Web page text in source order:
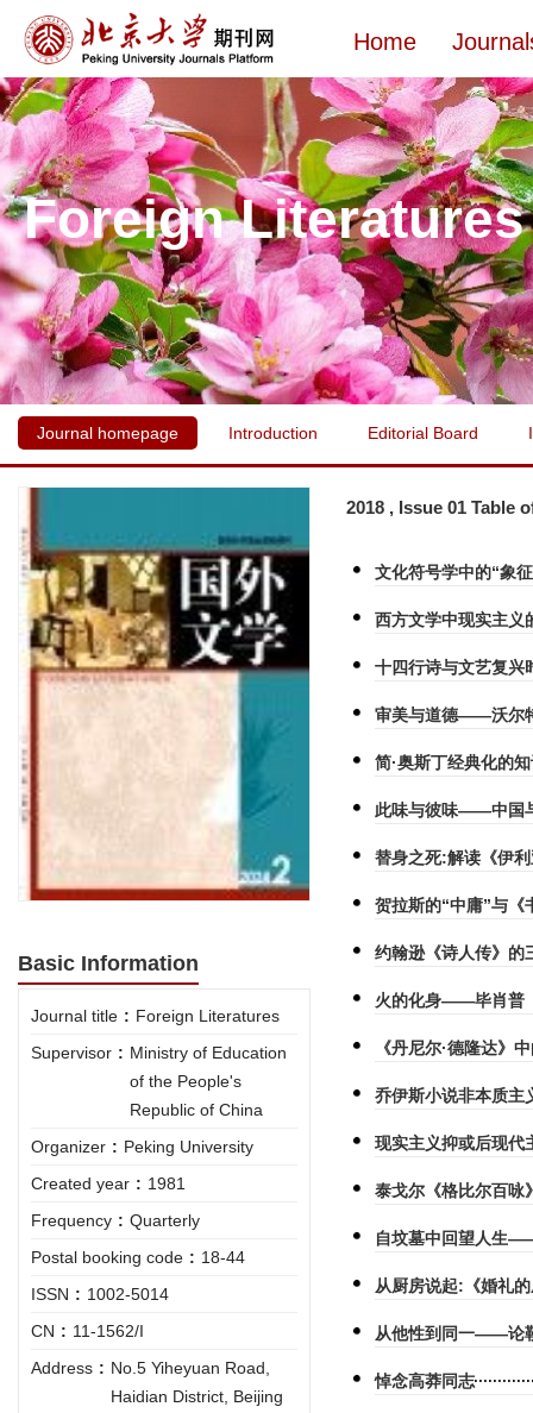
Home
Foreign Literatures
Journal homepage Introduction Editorial Board
Basic Information
Journal title : Foreign Literatures
Supervisor : Ministry of Education
of the People's
Republic of China
Organizer : Peking University
Created year : 1981
Frequency : Quarterly
Postal booking code : 18-44
ISSN : 1002-5014
CN : 11-1562/I
Address : No.5 Yiheyuan Road,
Haidian District, Beijing
2018 , Issue 01 Table
文化符号学中的“象
西方文学中现实主义
十四行诗与文艺复兴
审美与道德——沃尔
简·奥斯丁经典化的
此味与彼味——中国
替身之死:解读《伊
贺拉斯的“中庸”与《
约翰逊《诗人传》的
火的化身——毕肖普
《丹尼尔·德隆达》
乔伊斯小说非本质主
现实主义抑或后现
泰戈尔《格比尔百咏
自坟墓中回望人生
从厨房说起:《婚礼
从他性到同一——论
悼念高莽同志